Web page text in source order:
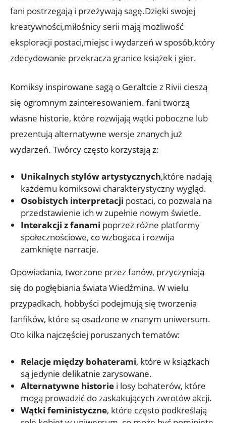
fani postrzegają i przeżywają sagę.Dzięki swojej
kreatywności,miłośnicy serii mają możliwość
eksploracji postaci,miejsc i wydarzeń w sposób,który
zdecydowanie przekracza granice książek i gier.
Komiksy inspirowane sagą o Geraltcie z Rivii cieszą
się ogromnym zainteresowaniem. fani tworzą
własne historie, które rozwijają wątki poboczne lub
prezentują alternatywne wersje znanych już
wydarzeń. Twórcy często korzystają z:
Unikalnych stylów artystycznych,które nadają
każdemu komiksowi charakterystyczny wygląd.
Osobistych interpretacji postaci, co pozwala na
przedstawienie ich w zupełnie nowym świetle.
Interakcji z fanami poprzez różne platformy
społecznościowe, co wzbogaca i rozwija
zamknięte narracje.
Opowiadania, tworzone przez fanów, przyczyniają
się do pogłębiania świata Wiedźmina. W wielu
przypadkach, hobbyści podejmują się tworzenia
fanfików, które są osadzone w znanym uniwersum.
Oto kilka najczęściej poruszanych tematów:
Relacje między bohaterami, które w książkach
są jedynie delikatnie zarysowane.
Alternatywne historie i losy bohaterów, które
mogą prowadzić do zaskakujących zwrotów akcji.
Wątki feministyczne, które często podkreślają